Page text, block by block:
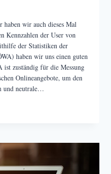
haben wir auch dieses Mal
Kennzahlen der User von
der Statistiken der
haben wir uns einen guten
zuständig für die Messung
Onlineangebote, um den
und neutrale…